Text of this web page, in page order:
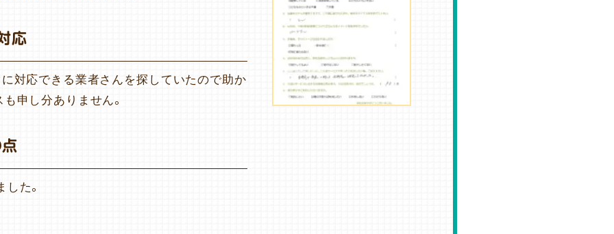
応
に対応できる業者さんを探していたので助か
申し分ありません。
た。